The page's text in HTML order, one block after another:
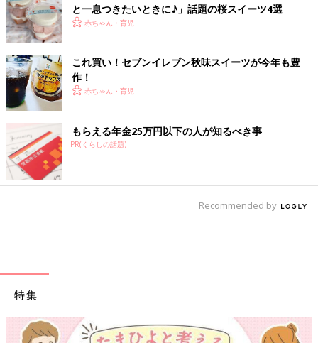
と一息つきたいときに♪」話題の桜スイーツ4選
赤ちゃん・育児
これ買い！セブンイレブン秋味スイーツが今年も豊
作！
赤ちゃん・育児
もらえる年金25万円以下の人が知るべき事
PR(くらしの話題)
Recommended by
特集